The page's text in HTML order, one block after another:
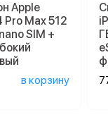
Apple
Pro Max 512
SIM +
в корзину